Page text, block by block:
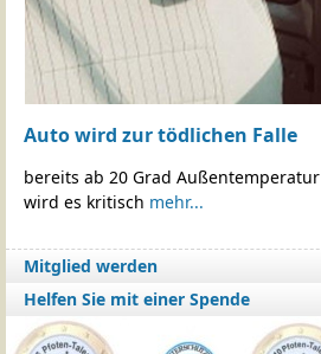
Auto wird zur tödlichen Falle
bereits ab 20 Grad Außentemperatur
wird es kritisch mehr...
Mitglied werden
Helfen Sie mit einer Spende